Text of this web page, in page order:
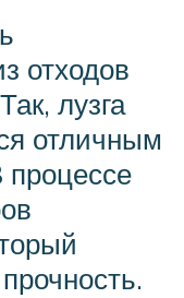
отходов
лузга
отличным
процессе